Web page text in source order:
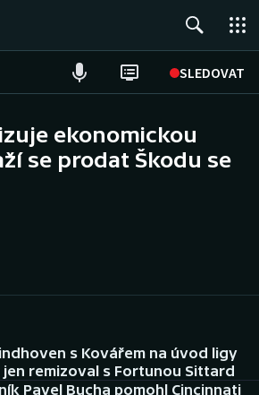
SLEDOVAT
ekonomickou
se prodat Škodu se
s Kovářem na úvod ligy
jen remizoval s Fortunou Sittard
Pavel Bucha pomohl Cincinnati